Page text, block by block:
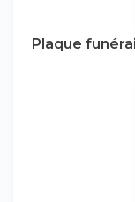
Plaque